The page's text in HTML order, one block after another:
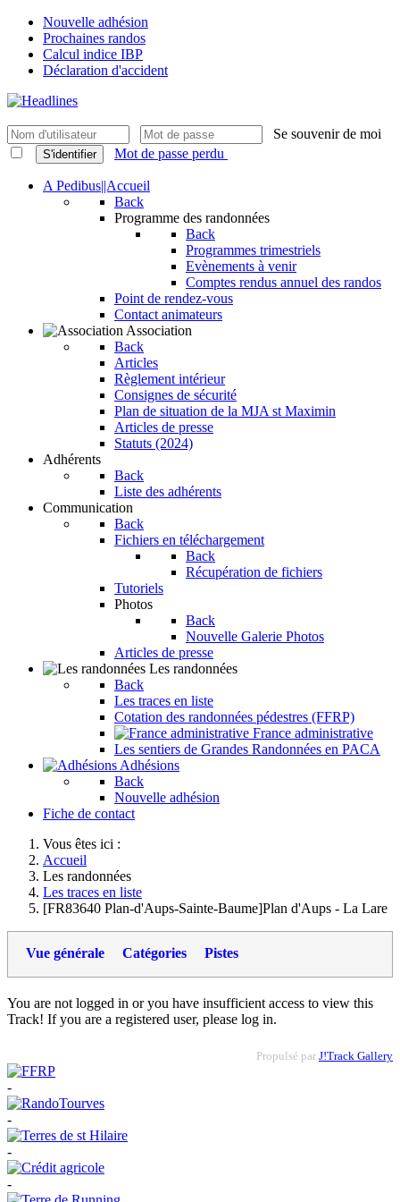
Nouvelle adhésion
Prochaines randos
Calcul indice IBP
Déclaration d'accident
Se souvenir de moi
S'identifier Mot de passe perdu
A Pedibus||Accueil
Back
Programme des randonnées
Back
Programmes trimestriels
Evènements à venir
Comptes rendus annuel des randos
Point de rendez-vous
Contact animateurs
Association
Back
Articles
Règlement intérieur
Consignes de sécurité
Plan de situation de la MJA st Maximin
Articles de presse
Statuts (2024)
Adhérents
Back
Liste des adhérents
Communication
Back
Fichiers en téléchargement
Back
Récupération de fichiers
Tutoriels
Photos
Back
Nouvelle Galerie Photos
Articles de presse
Les randonnées
Back
Les traces en liste
Cotation des randonnées pédestres (FFRP)
France administrative
Les sentiers de Grandes Randonnées en PACA
Adhésions
Back
Nouvelle adhésion
Fiche de contact
Vous êtes ici :
Accueil
Les randonnées
Les traces en liste
[FR83640 Plan-d'Aups-Sainte-Baume]Plan d'Aups - La Lare
Vue générale Catégories Pistes
You are not logged in or you have insufficient access to view this
Track! If you are a registered user, please log in.
Propulsé par J!Track Gallery
-
-
-
-